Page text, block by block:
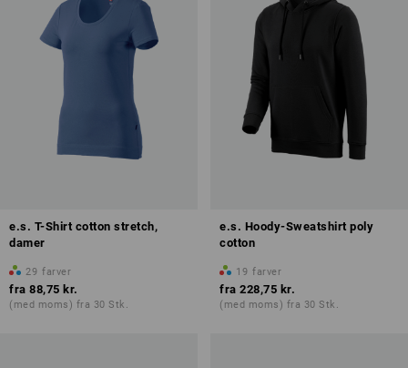
e.s. T-Shirt cotton stretch,
damer
29 farver
fra 88,75 kr.
(med moms) fra 30 Stk.
e.s. Hoody-Sweatshirt poly
cotton
19 farver
fra 228,75 kr.
(med moms) fra 30 Stk.